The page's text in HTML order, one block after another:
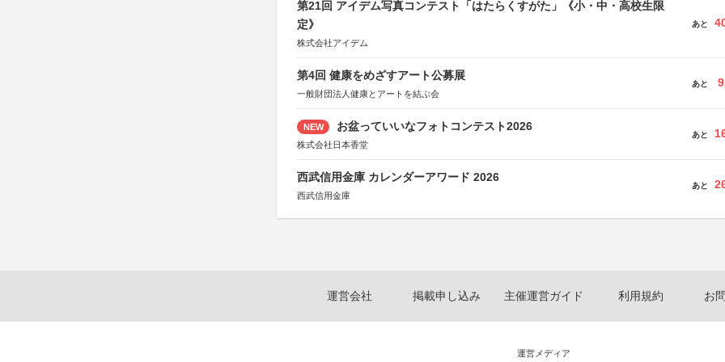
第21回 アイデム写真コンテスト「はたらくすがた」《小・中・高校生限
定》
株式会社アイデム
あと
第4回 健康をめざすアート公募展
一般財団法人健康とアートを結ぶ会
あと 9
NEW お盆っていいなフォトコンテスト2026
株式会社日本香堂
あと
西武信用金庫 カレンダーアワード 2026
西武信用金庫
あと
運営会社 掲載申し込み 主催運営ガイド 利用規約 お
運営メディア